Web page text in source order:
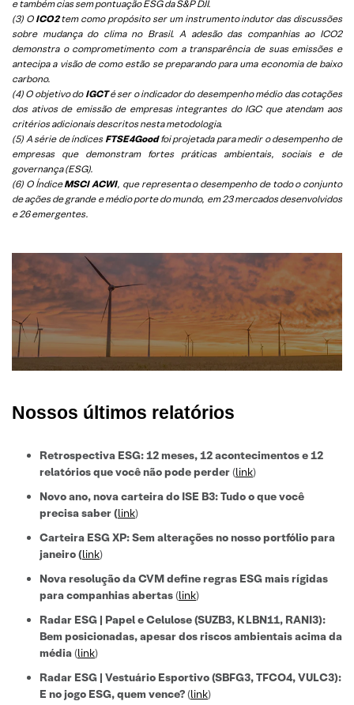
e também cias sem pontuação ESG da S&P DJI.
(3) O ICO2tem como propósito ser um instrumento indutor das discussões
sobre mudança do clima no Brasil. A adesão das companhias ao ICO2
demonstra o comprometimento com a transparência de suas emissões e
antecipa a visão de como estão se preparando para uma economia de baixo
carbono.
(4) O objetivo do IGCTé ser o indicador do desempenho médio das cotações
dos ativos de emissão de empresas integrantes do IGC que atendam aos
critérios adicionais descritos nesta metodologia.
(5) A série de índices FTSE4Goodfoi projetada para medir o desempenho de
empresas que demonstram fortes práticas ambientais, sociais e de
governança (ESG).
(6) O ÍndiceMSCI ACWI, que representa o desempenho de todo o conjunto
de ações de grande e médio porte do mundo, em 23 mercados desenvolvidos
e 26 emergentes.
Nossos últimos relatórios
Retrospectiva ESG: 12 meses, 12 acontecimentos e 12
relatórios que você não pode perder(link)
Novo ano, nova carteira do ISE B3: Tudo o que você
precisa saber(link)
Carteira ESG XP: Sem alterações no nosso portfólio para
janeiro (link)
Nova resolução da CVM define regras ESG mais rígidas
para companhias abertas(link)
Radar ESG | Papel e Celulose (SUZB3, KLBN11, RANI3):
Bem posicionadas, apesar dos riscos ambientais acima da
média(link)
Radar ESG | Vestuário Esportivo (SBFG3, TFCO4, VULC3):
E no jogo ESG, quem vence?(link)